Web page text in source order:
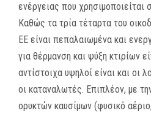
ενέργειας που χρησιμοποιείται
Καθώς τα τρία τέταρτα του
ΕΕ είναι πεπαλαιωμένα και
για θέρμανση και ψύξη κτιρίων
αντίστοιχα υψηλοί είναι και οι
οι καταναλωτές. Επιπλέον, με
ορυκτών καυσίμων (φυσικό